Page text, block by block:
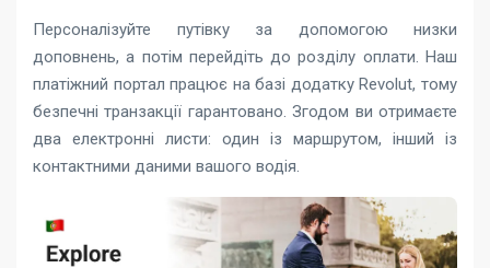
Персоналізуйте путівку за допомогою низки
доповнень, а потім перейдіть до розділу оплати. Наш
платіжний портал працює на базі додатку Revolut, тому
безпечні транзакції гарантовано. Згодом ви отримаєте
два електронні листи: один із маршрутом, інший із
контактними даними вашого водія.